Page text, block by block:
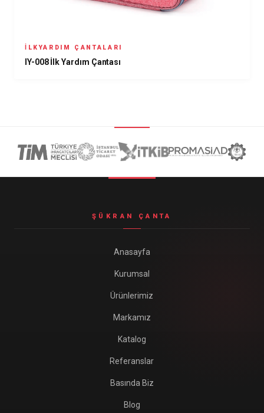
İLKYARDIM ÇANTALARI
IY-008 İlk Yardım Çantası
ŞÜKRAN ÇANTA
Anasayfa
Kurumsal
Ürünlerimiz
Markamız
Katalog
Referanslar
Basında Biz
Blog